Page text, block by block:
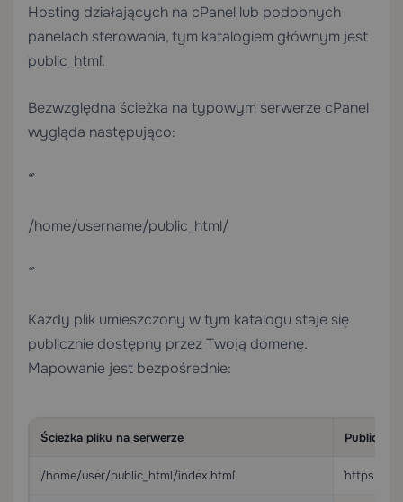
Hosting działających na cPanel lub podobnych
panelach sterowania, tym katalogiem głównym jest
`public_html`.
Bezwzględna ścieżka na typowym serwerze cPanel
wygląda następująco:
“`
/home/username/public_html/
“`
Każdy plik umieszczony w tym katalogu staje się
publicznie dostępny przez Twoją domenę.
Mapowanie jest bezpośrednie:
Ścieżka pliku na serwerze Publiczny
`/home/user/public_html/index.html` `https://